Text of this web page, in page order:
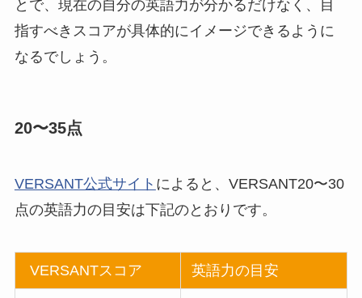
とで、現在の自分の英語力が分かるだけなく、目
指すべきスコアが具体的にイメージできるように
なるでしょう。
20〜35点
VERSANT公式サイト によると、VERSANT20〜30
点の英語力の目安は下記のとおりです。
VERSANTスコア 英語力の目安